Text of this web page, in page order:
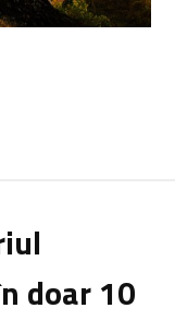
doar 10